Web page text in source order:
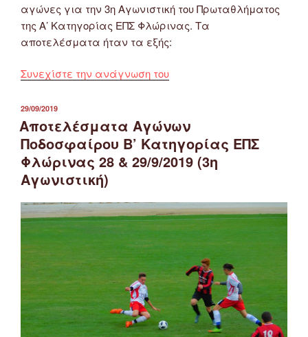
αγώνες για την 3η Αγωνιστική του Πρωταθλήματος
της Α’ Κατηγορίας ΕΠΣ Φλώρινας. Τα
αποτελέσματα ήταν τα εξής:
Συνεχίστε την ανάγνωση του“Αποτελέσματα
Α’
Κατηγορίας
ΕΠΣ
Φλώρινας
&
29/9/2019
Αγωνιστική)”
ΔΗΜΟΣΙΕΎΤΗΚΕ
ΣΤΙΣ
29/09/2019
Αποτελέσματα Αγώνων
Ποδοσφαίρου Β’ Κατηγορίας ΕΠΣ
Φλώρινας 28 & 29/9/2019 (3η
Αγωνιστική)